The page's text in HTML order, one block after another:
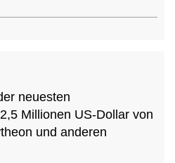
neuesten
Millionen US-Dollar von
und anderen